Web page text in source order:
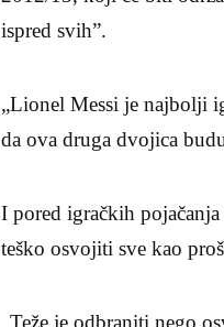
ispred svih”.
„Lionel Messi je najbolji
da ova druga dvojica
I pored igračkih pojačanja
teško osvojiti sve kao